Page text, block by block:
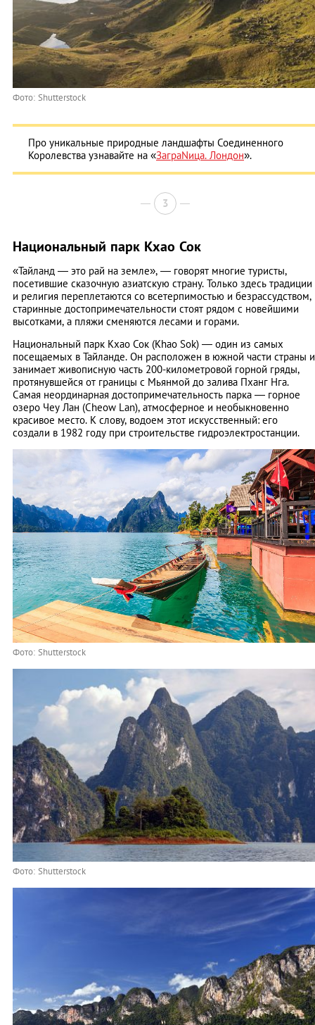
Фото: Shutterstock
Про уникальные природные ландшафты Соединенного
Королевства узнавайте на «ЗаграNица. Лондон».
3
Национальный парк Кхао Сок
«Тайланд — это рай на земле», — говорят многие туристы,
посетившие сказочную азиатскую страну. Только здесь традиции
и религия переплетаются со всетерпимостью и безрассудством,
старинные достопримечательности стоят рядом с новейшими
высотками, а пляжи сменяются лесами и горами.
Национальный парк Кхао Сок (Khao Sok) — один из самых
посещаемых в Тайланде. Он расположен в южной части страны и
занимает живописную часть 200-километровой горной гряды,
протянувшейся от границы с Мьянмой до залива Пханг Нга.
Самая неординарная достопримечательность парка — горное
озеро Чеу Лан (Cheow Lan), атмосферное и необыкновенно
красивое место. К слову, водоем этот искусственный: его
создали в 1982 году при строительстве гидроэлектростанции.
Фото: Shutterstock
Фото: Shutterstock